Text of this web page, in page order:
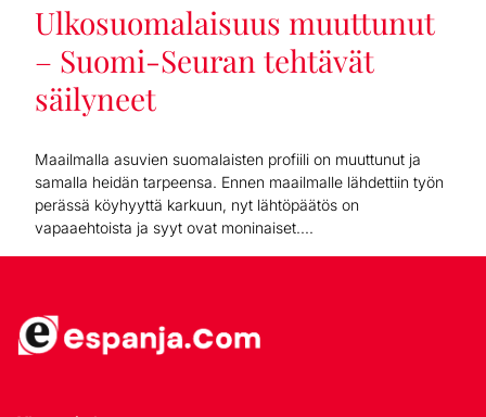
Ulkosuomalaisuus muuttunut
– Suomi-Seuran tehtävät
säilyneet
Maailmalla asuvien suomalaisten profiili on muuttunut ja
samalla heidän tarpeensa. Ennen maailmalle lähdettiin työn
perässä köyhyyttä karkuun, nyt lähtöpäätös on
vapaaehtoista ja syyt ovat moninaiset....